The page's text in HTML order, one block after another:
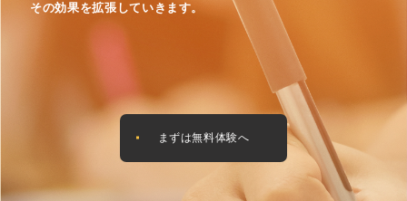
その効果を拡張していきます。
まずは無料体験へ